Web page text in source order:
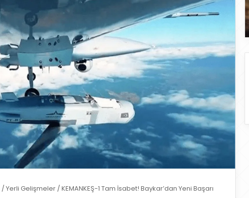
/Yerli Gelişmeler /KEMANKEŞ-1 Tam İsabet! Baykar’dan Yeni Başarı